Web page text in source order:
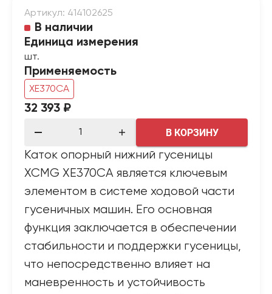
Артикул: 414102625
В наличии
Единица измерения
шт.
Применяемость
XE370CA
32 393 ₽
В КОРЗИНУ
Каток опорный нижний гусеницы
XCMG XE370CA является ключевым
элементом в системе ходовой части
гусеничных машин. Его основная
функция заключается в обеспечении
стабильности и поддержки гусеницы,
что непосредственно влияет на
маневренность и устойчивость